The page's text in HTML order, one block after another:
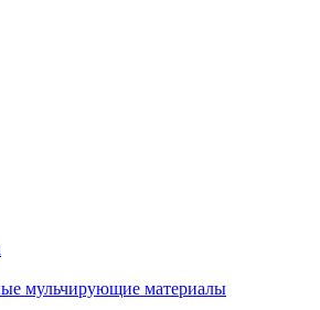
мульчирующие материалы